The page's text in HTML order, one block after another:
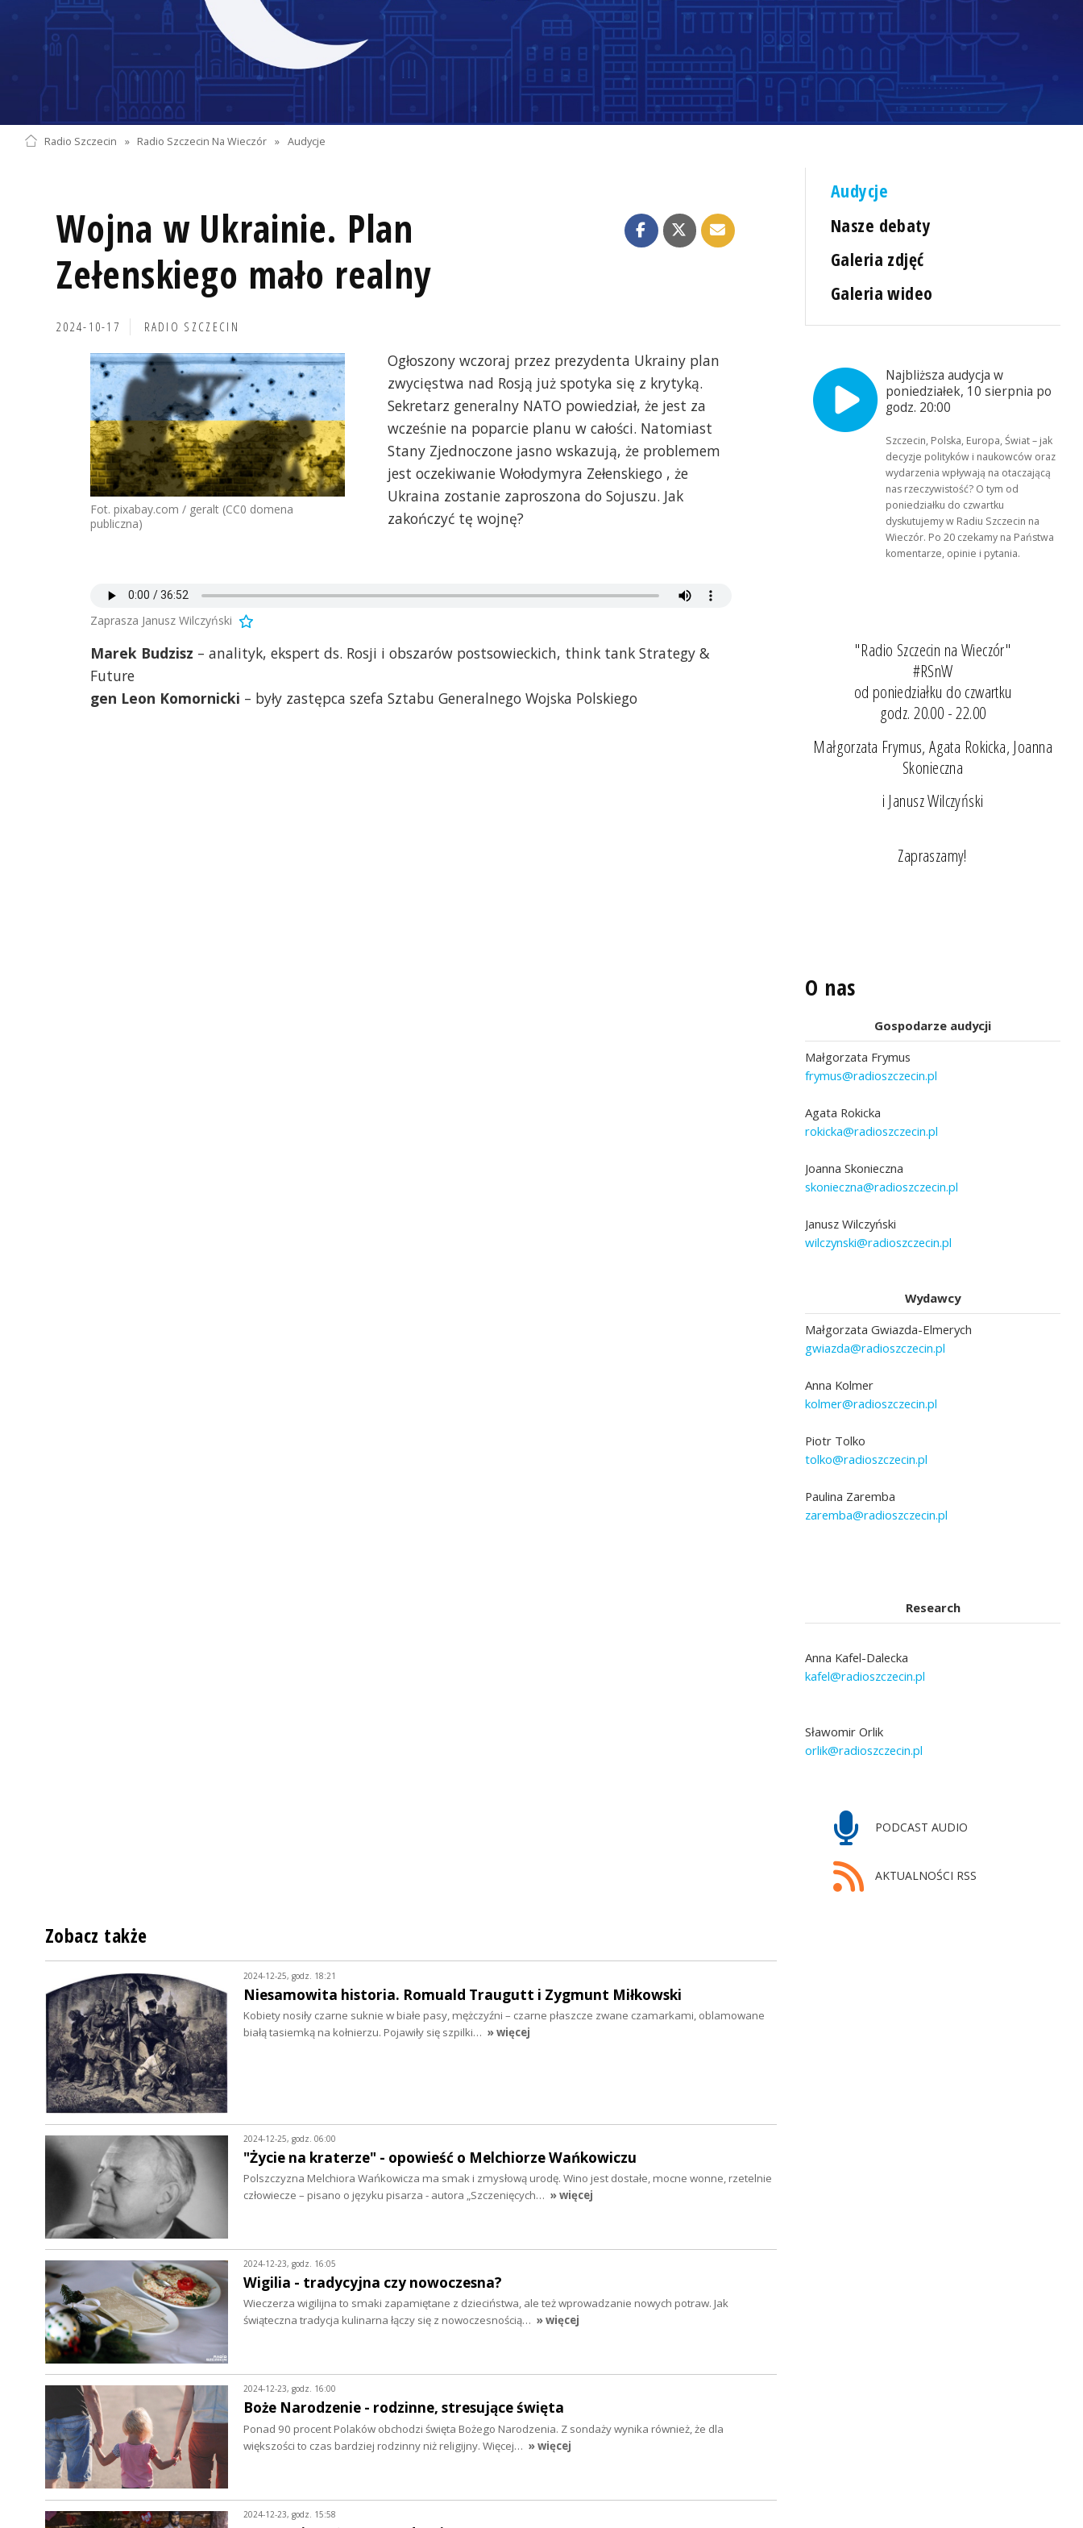
Radio Szczecin » Radio Szczecin Na Wieczór » Audycje
Wojna w Ukrainie. Plan
Zełenskiego mało realny
2024-10-17 RADIO SZCZECIN
Fot. pixabay.com / geralt (CC0 domena
publiczna)
Ogłoszony wczoraj przez prezydenta Ukrainy plan
zwycięstwa nad Rosją już spotyka się z krytyką.
Sekretarz generalny NATO powiedział, że jest za
wcześnie na poparcie planu w całości. Natomiast
Stany Zjednoczone jasno wskazują, że problemem
jest oczekiwanie Wołodymyra Zełenskiego , że
Ukraina zostanie zaproszona do Sojuszu. Jak
zakończyć tę wojnę?
Zaprasza Janusz Wilczyński
Marek Budzisz – analityk, ekspert ds. Rosji i obszarów postsowieckich, think tank Strategy &
Future
gen Leon Komornicki – były zastępca szefa Sztabu Generalnego Wojska Polskiego
Audycje
Nasze debaty
Galeria zdjęć
Galeria wideo
Najbliższa audycja w
poniedziałek, 10 sierpnia po
godz. 20:00
Szczecin, Polska, Europa, Świat – jak
decyzje polityków i naukowców oraz
wydarzenia wpływają na otaczającą
nas rzeczywistość? O tym od
poniedziałku do czwartku
dyskutujemy w Radiu Szczecin na
Wieczór. Po 20 czekamy na Państwa
komentarze, opinie i pytania.
"Radio Szczecin na Wieczór"
#RSnW
od poniedziałku do czwartku
godz. 20.00 - 22.00
Małgorzata Frymus, Agata Rokicka, Joanna
Skonieczna
i Janusz Wilczyński
Zapraszamy!
O nas
Gospodarze audycji
Małgorzata Frymus
frymus@radioszczecin.pl
Agata Rokicka
rokicka@radioszczecin.pl
Joanna Skonieczna
skonieczna@radioszczecin.pl
Janusz Wilczyński
wilczynski@radioszczecin.pl
Wydawcy
Małgorzata Gwiazda-Elmerych
gwiazda@radioszczecin.pl
Anna Kolmer
kolmer@radioszczecin.pl
Piotr Tolko
tolko@radioszczecin.pl
Paulina Zaremba
zaremba@radioszczecin.pl
Research
Anna Kafel-Dalecka
kafel@radioszczecin.pl
Sławomir Orlik
orlik@radioszczecin.pl
PODCAST AUDIO
AKTUALNOŚCI RSS
Zobacz także
2024-12-25, godz. 18:21
Niesamowita historia. Romuald Traugutt i Zygmunt Miłkowski
Kobiety nosiły czarne suknie w białe pasy, mężczyźni – czarne płaszcze zwane czamarkami, oblamowane
białą tasiemką na kołnierzu. Pojawiły się szpilki… » więcej
2024-12-25, godz. 06:00
"Życie na kraterze" - opowieść o Melchiorze Wańkowiczu
Polszczyzna Melchiora Wańkowicza ma smak i zmysłową urodę. Wino jest dostałe, mocne wonne, rzetelnie
człowiecze – pisano o języku pisarza - autora „Szczenięcych… » więcej
2024-12-23, godz. 16:05
Wigilia - tradycyjna czy nowoczesna?
Wieczerza wigilijna to smaki zapamiętane z dzieciństwa, ale też wprowadzanie nowych potraw. Jak
świąteczna tradycja kulinarna łączy się z nowoczesnością… » więcej
2024-12-23, godz. 16:00
Boże Narodzenie - rodzinne, stresujące święta
Ponad 90 procent Polaków obchodzi święta Bożego Narodzenia. Z sondaży wynika również, że dla
większości to czas bardziej rodzinny niż religijny. Więcej… » więcej
2024-12-23, godz. 15:58